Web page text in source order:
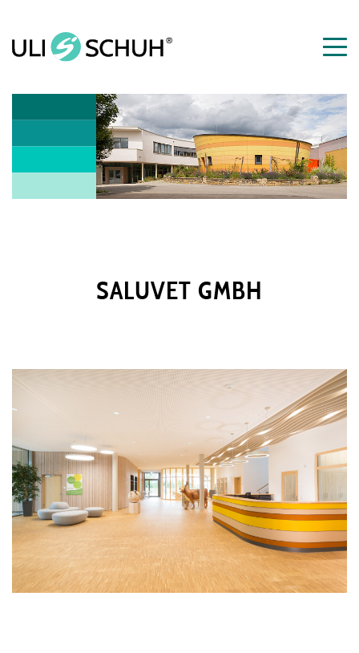
SALUVET GMBH